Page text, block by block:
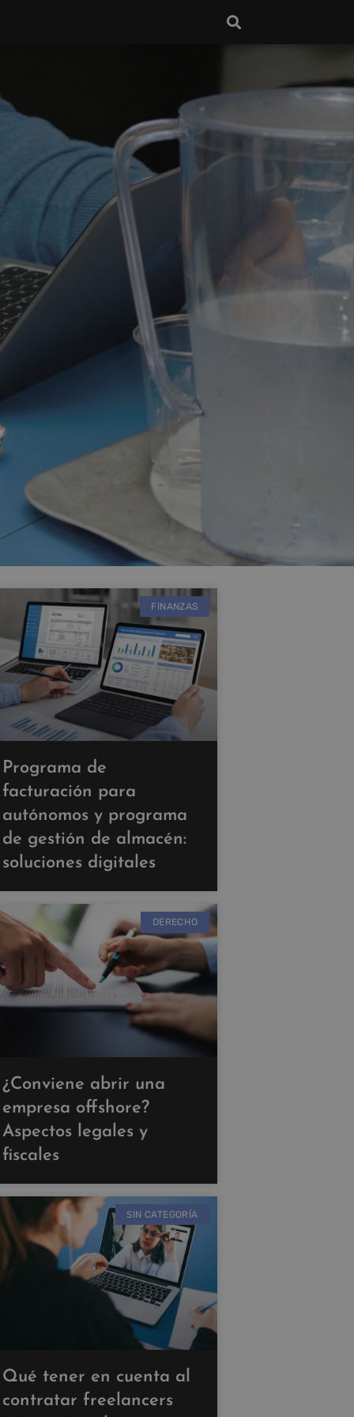
FINANZAS
Programa de
facturación para
autónomos y programa
de gestión de almacén:
soluciones digitales
DERECHO
¿Conviene abrir una
empresa offshore?
Aspectos legales y
fiscales
SIN CATEGORÍA
Qué tener en cuenta al
contratar freelancers